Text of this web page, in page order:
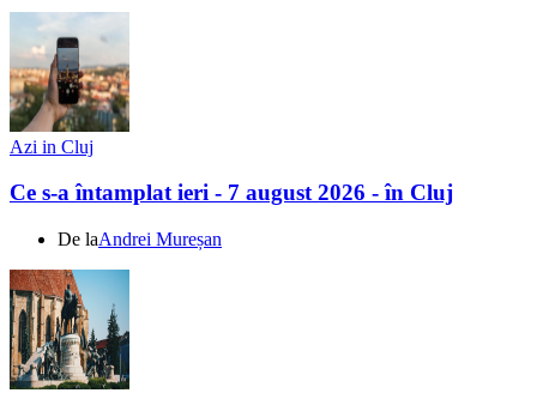
Azi in Cluj
Ce s-a întamplat ieri - 7 august 2026 - în Cluj
De laAndrei Mureșan